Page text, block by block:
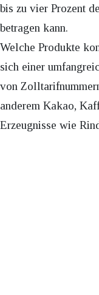
bis zu vier Prozent
betragen kann.
Welche Produkte
sich einer
von
anderem Kakao,
Erzeugnisse wie